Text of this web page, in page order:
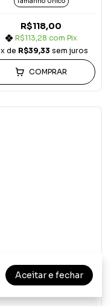
Aceitar e fechar
R$118,00
R$113,28 com Pix
x de R$39,33 sem juros
COMPRAR
Preto
Tamanho Único